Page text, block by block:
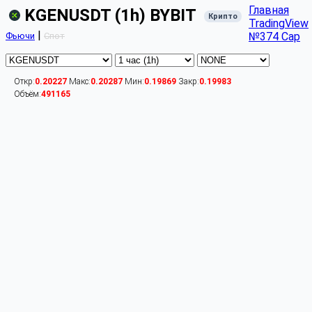
KGENUSDT (1h) BYBIT Крипто
Фьючи | Спот
Главная
TradingView
№374 Cap
Откр:0.20227 Макс:0.20287 Мин:0.19869 Закр:0.19983
Объём:491165